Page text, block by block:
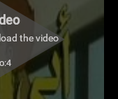
the video.